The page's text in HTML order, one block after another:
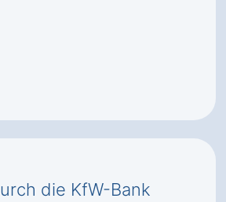
die KfW-Bank